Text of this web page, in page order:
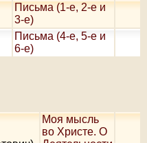
Письма (1-е, 2-е и
3-е)
Письма (4-е, 5-е и
6-е)
Моя мысль
во Христе. О